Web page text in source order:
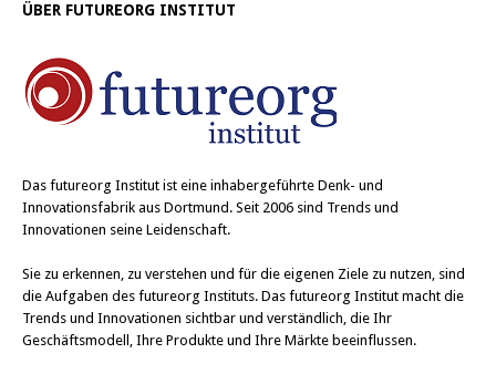
ÜBER FUTUREORG INSTITUT
Das futureorg Institut ist eine inhabergeführte Denk- und
Innovationsfabrik aus Dortmund. Seit 2006 sind Trends und
Innovationen seine Leidenschaft.
Sie zu erkennen, zu verstehen und für die eigenen Ziele zu nutzen, sind
die Aufgaben des futureorg Instituts. Das futureorg Institut macht die
Trends und Innovationen sichtbar und verständlich, die Ihr
Geschäftsmodell, Ihre Produkte und Ihre Märkte beeinflussen.